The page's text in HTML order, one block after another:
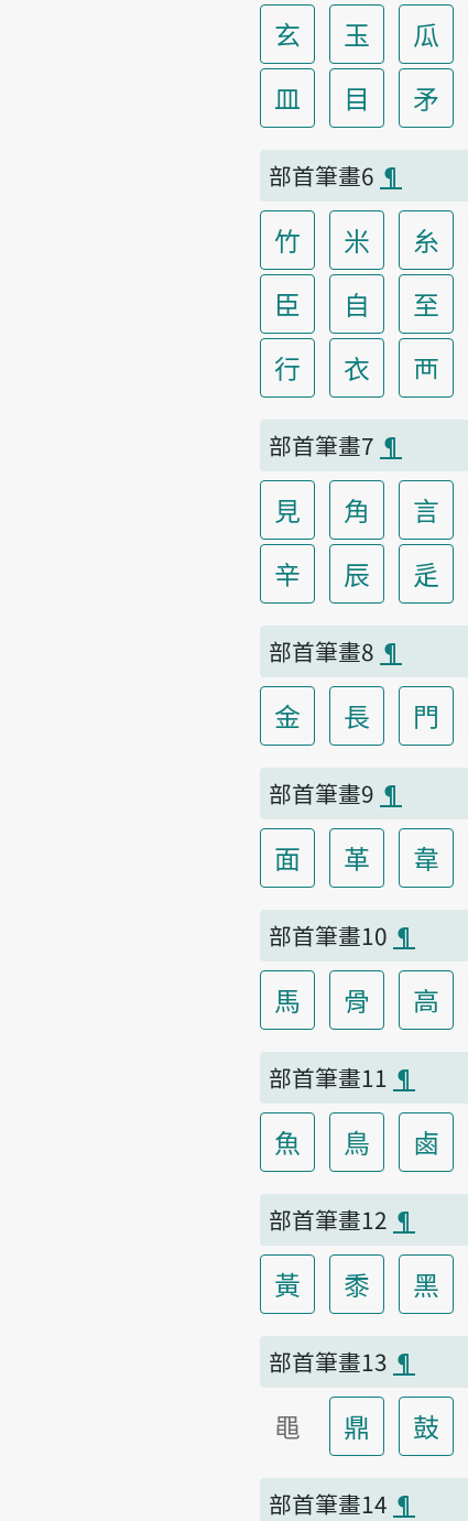
玄 玉 瓜
皿
目 矛
部首筆畫6 ¶
竹 米 糸
臣
自 至
行
衣 襾
部首筆畫7 ¶
見 角 言
辛
辰 辵
部首筆畫8 ¶
金 長 門
部首筆畫9 ¶
面 革 韋
部首筆畫10 ¶
馬 骨 高
部首筆畫11 ¶
魚 鳥 鹵
部首筆畫12 ¶
黃 黍 黑
部首筆畫13 ¶
黽 鼎 鼓
部首筆畫14 ¶